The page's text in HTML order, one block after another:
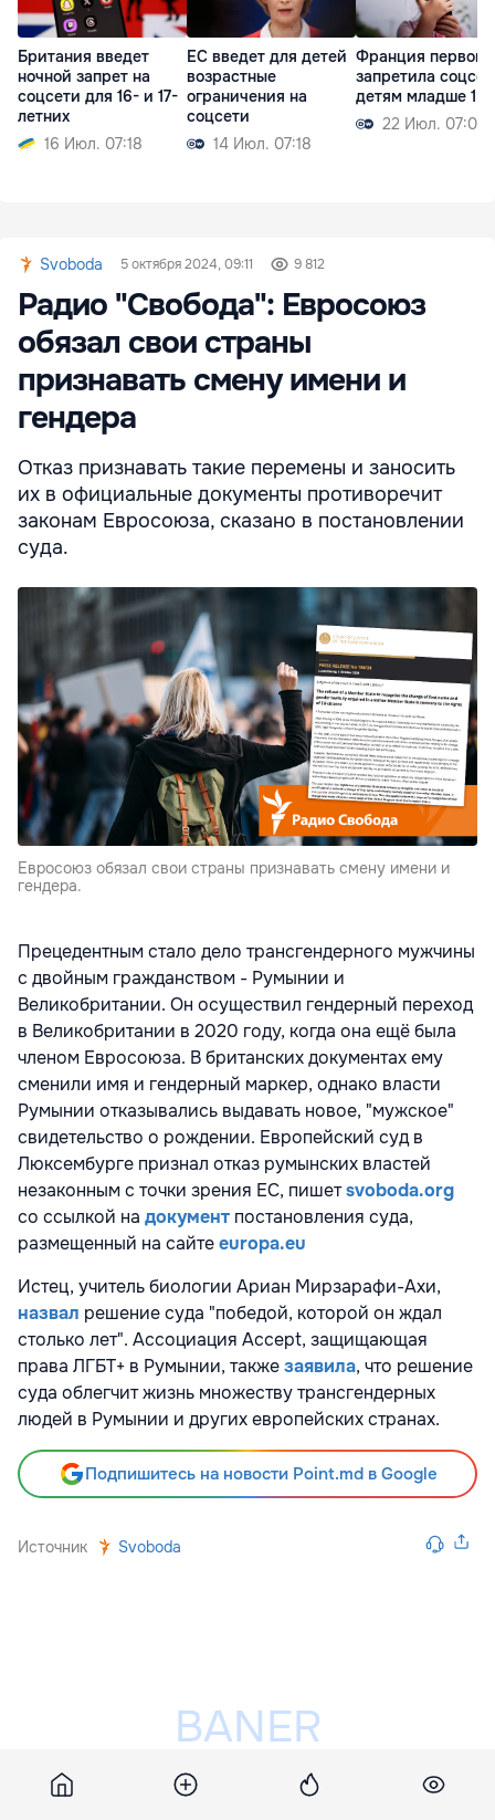
Британия введет
ночной запрет на
соцсети для 16- и 17-
летних
16 Июл. 07:18
ЕС введет для детей
возрастные
ограничения на
соцсети
14 Июл. 07:18
Франция первой
запретила
детям младше 15
22 Июл. 07:09
Svoboda 5 октября 2024, 09:11 9 812
Радио "Свобода": Евросоюз
обязал свои страны
признавать смену имени и
гендера
Отказ признавать такие перемены и заносить
их в официальные документы противоречит
законам Евросоюза, сказано в постановлении
суда.
Евросоюз обязал свои страны признавать смену имени и
гендера.
Прецедентным стало дело трансгендерного мужчины
с двойным гражданством - Румынии и
Великобритании. Он осуществил гендерный переход
в Великобритании в 2020 году, когда она ещё была
членом Евросоюза. В британских документах ему
сменили имя и гендерный маркер, однако власти
Румынии отказывались выдавать новое, "мужское"
свидетельство о рождении. Европейский суд в
Люксембурге признал отказ румынских властей
незаконным с точки зрения ЕС, пишетsvoboda.org
со ссылкой на документ постановления суда,
размещенный на сайтеeuropa.eu
Истец, учитель биологии Ариан Мирзарафи-Ахи,
назвал решение суда "победой, которой он ждал
столько лет". Ассоциация Accept, защищающая
права ЛГБТ+ в Румынии, такжезаявила, что решение
суда облегчит жизнь множеству трансгендерных
людей в Румынии и других европейских странах.
Подпишитесь на новости Point.md в Google
Источник Svoboda